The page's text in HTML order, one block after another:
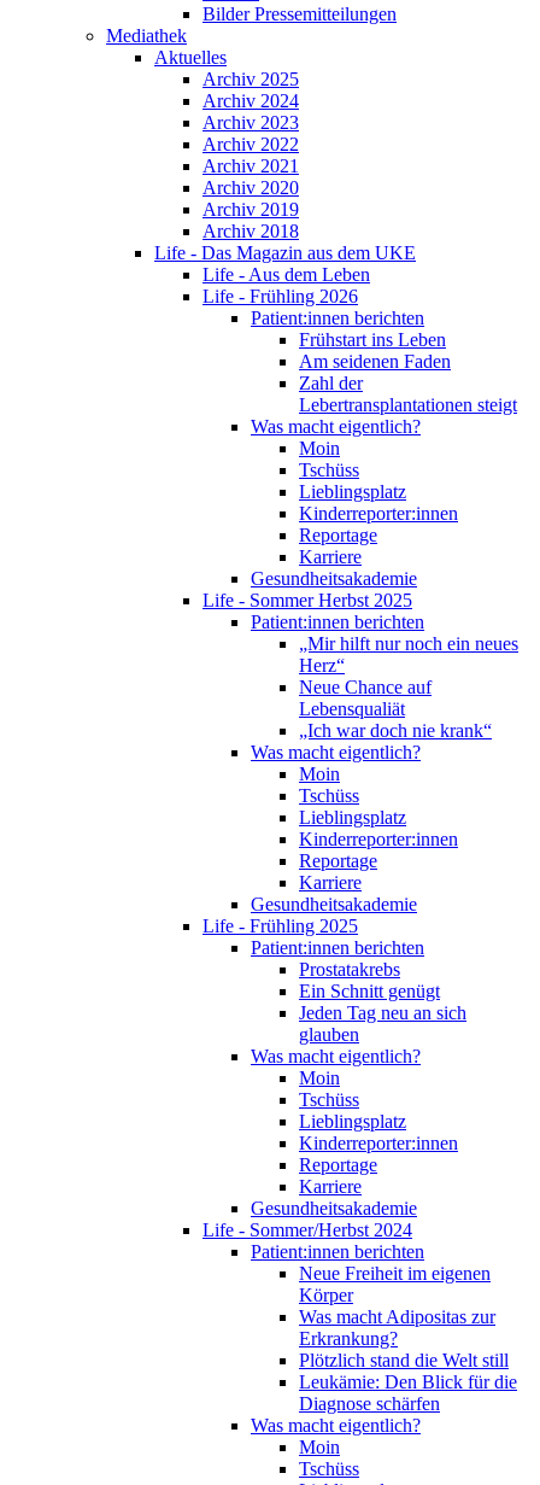
Bilder Pressemitteilungen
Mediathek
Aktuelles
Archiv 2025
Archiv 2024
Archiv 2023
Archiv 2022
Archiv 2021
Archiv 2020
Archiv 2019
Archiv 2018
Life - Das Magazin aus dem UKE
Life - Aus dem Leben
Life - Frühling 2026
Patient:innen berichten
Frühstart ins Leben
Am seidenen Faden
Zahl der
Lebertransplantationen steigt
Was macht eigentlich?
Moin
Tschüss
Lieblingsplatz
Kinderreporter:innen
Reportage
Karriere
Gesundheitsakademie
Life - Sommer Herbst 2025
Patient:innen berichten
„Mir hilft nur noch ein neues
Herz“
Neue Chance auf
Lebensqualiät
„Ich war doch nie krank“
Was macht eigentlich?
Moin
Tschüss
Lieblingsplatz
Kinderreporter:innen
Reportage
Karriere
Gesundheitsakademie
Life - Frühling 2025
Patient:innen berichten
Prostatakrebs
Ein Schnitt genügt
Jeden Tag neu an sich
glauben
Was macht eigentlich?
Moin
Tschüss
Lieblingsplatz
Kinderreporter:innen
Reportage
Karriere
Gesundheitsakademie
Life - Sommer/Herbst 2024
Patient:innen berichten
Neue Freiheit im eigenen
Körper
Was macht Adipositas zur
Erkrankung?
Plötzlich stand die Welt still
Leukämie: Den Blick für die
Diagnose schärfen
Was macht eigentlich?
Moin
Tschüss